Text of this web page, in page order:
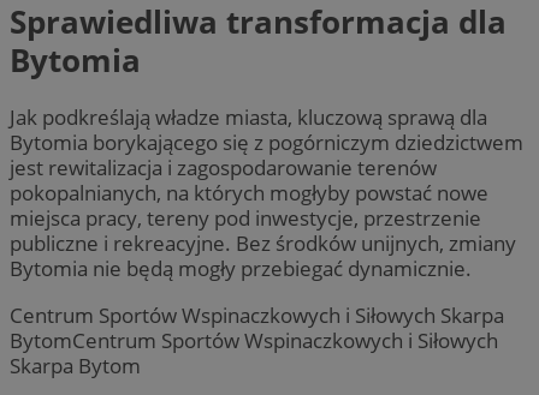
Sprawiedliwa transformacja dla
Bytomia
Jak podkreślają władze miasta, kluczową sprawą dla
Bytomia borykającego się z pogórniczym dziedzictwem
jest rewitalizacja i zagospodarowanie terenów
pokopalnianych, na których mogłyby powstać nowe
miejsca pracy, tereny pod inwestycje, przestrzenie
publiczne i rekreacyjne. Bez środków unijnych, zmiany
Bytomia nie będą mogły przebiegać dynamicznie.
Centrum Sportów Wspinaczkowych i Siłowych Skarpa
BytomCentrum Sportów Wspinaczkowych i Siłowych
Skarpa Bytom